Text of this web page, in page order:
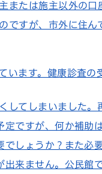
または施主以外の口
ですが、市外に住ん
います。健康診査の
てしまいました。
ですが、何か補助
しょうか？また必
来ません。公民館